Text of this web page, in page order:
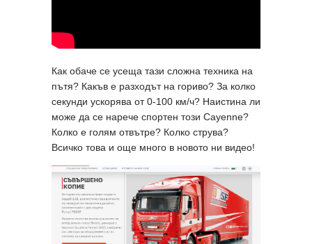
Как обаче се усеща тази сложна техника на
пътя? Какъв е разходът на гориво? За колко
секунди ускорява от 0-100 км/ч? Наистина ли
може да се нарече спортен този Cayenne?
Колко е голям отвътре? Колко струва?
Всичко това и още много в новото ни видео!